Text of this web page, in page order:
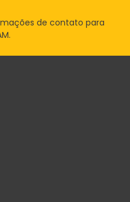
de contato para